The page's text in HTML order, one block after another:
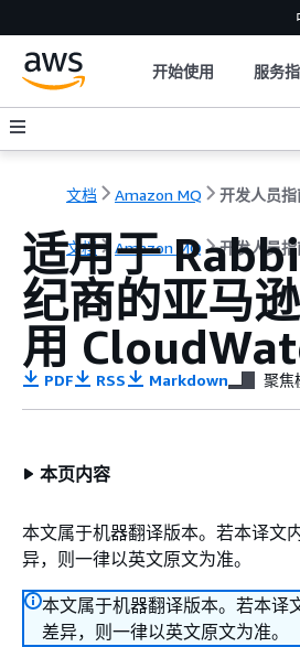
开始使用 服务
文档 Amazon MQ 开发人员指
文档 Amazon MQ 开发人员指
适用于
纪商的亚马
用
PDF RSS Markdown 聚焦
本页内容
本文属于机器翻译版本。若本译文
异，则一律以英文原文为准。
本文属于机器翻译版本。若本译
差异，则一律以英文原文为准。